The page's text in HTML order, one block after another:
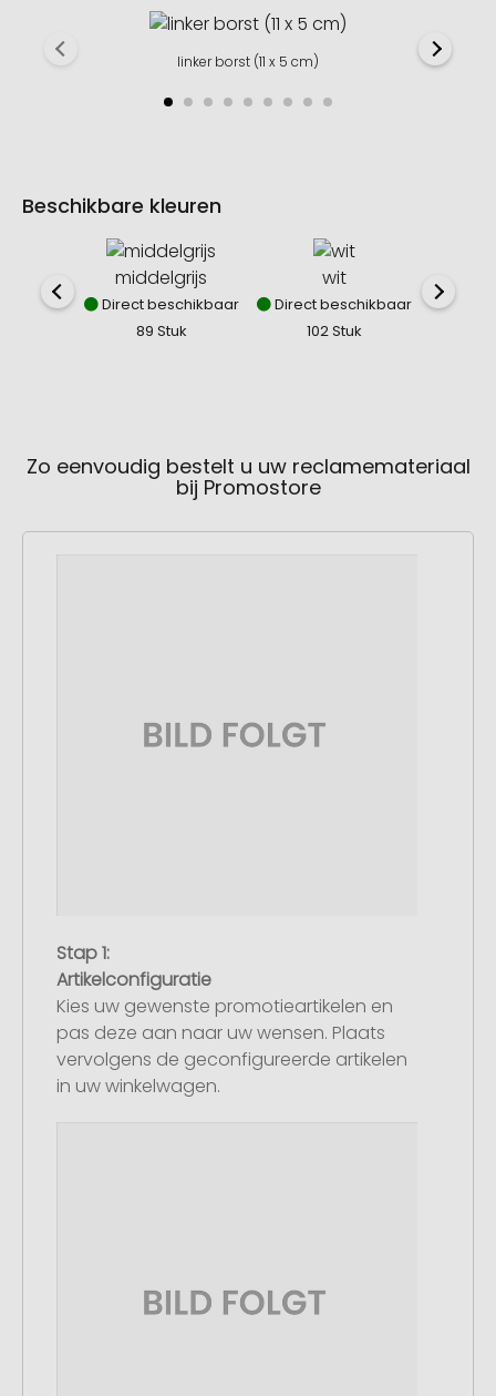
linker borst (11 x 5 cm)
Beschikbare kleuren
middelgrijs
Direct beschikbaar
89 Stuk
wit
Direct beschikbaar
102 Stuk
Direct
Zo eenvoudig bestelt u uw reclamemateriaal
bij Promostore
Stap 1:
Artikelconfiguratie
Kies uw gewenste promotieartikelen en
pas deze aan naar uw wensen. Plaats
vervolgens de geconfigureerde artikelen
in uw winkelwagen.